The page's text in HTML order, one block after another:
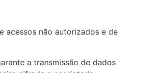
acessos não autorizados e de
a transmissão de dados